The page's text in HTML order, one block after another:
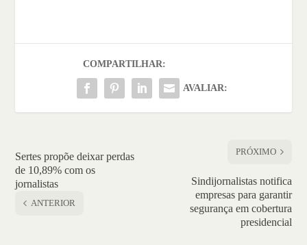
COMPARTILHAR:
AVALIAR:
Sertes propõe deixar perdas
de 10,89% com os
jornalistas
ANTERIOR
PRÓXIMO
Sindijornalistas notifica
empresas para garantir
segurança em cobertura
presidencial